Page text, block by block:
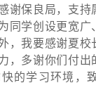
保良局，支持
同学创设更宽广
，我要感谢夏
，多谢你们付出
的学习环境，